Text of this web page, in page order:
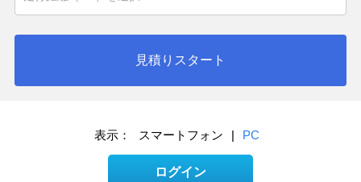
見積りスタート
表示： スマートフォン | PC
ログイン